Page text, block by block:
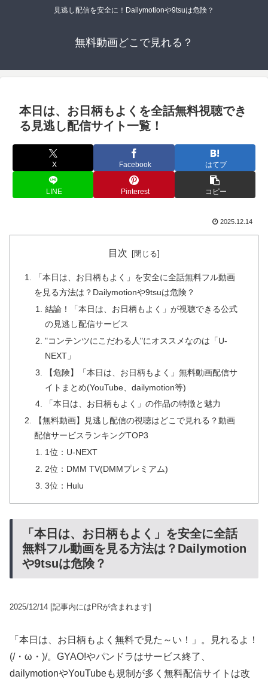
見逃し配信を安全に！Dailymotionや9tsuは危険？
無料動画どこで見れる？
本日は、お日柄もよくを全話無料視聴でき
る見逃し配信サイト一覧！
X Facebook はてブ
LINE Pinterest コピー
2025.12.14
目次
「本日は、お日柄もよく」を安全に全話無料フル動画
を見る方法は？Dailymotionや9tsuは危険？
結論！「本日は、お日柄もよく」が視聴できる公式
の見逃し配信サービス
"コンテンツにこだわる人"にオススメなのは「U-
NEXT」
【危険】「本日は、お日柄もよく」無料動画配信サ
イトまとめ(YouTube、dailymotion等)
「本日は、お日柄もよく」の作品の特徴と魅力
【無料動画】見逃し配信の視聴はどこで見れる？動画
配信サービスランキングTOP3
1位：U-NEXT
2位：DMM TV(DMMプレミアム)
3位：Hulu
「本日は、お日柄もよく」を安全に全話
無料フル動画を見る方法は？Dailymotion
や9tsuは危険？
2025/12/14 [記事内にはPRが含まれます]
「本日は、お日柄もよく無料で見た～い！」。見れるよ！
(/・ω・)/。GYAO!やパンドラはサービス終了、
dailymotionやYouTubeも規制が多く無料配信サイトは改